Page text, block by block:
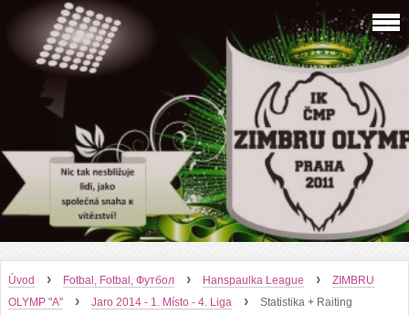
Úvod › Fotbal, Fotbal, Футбол › Hanspaulka League ›
ZIMBRU
OLYMP "A"
› Jaro 2014 - 1. Místo - 4. Liga › Statistika + Raiting